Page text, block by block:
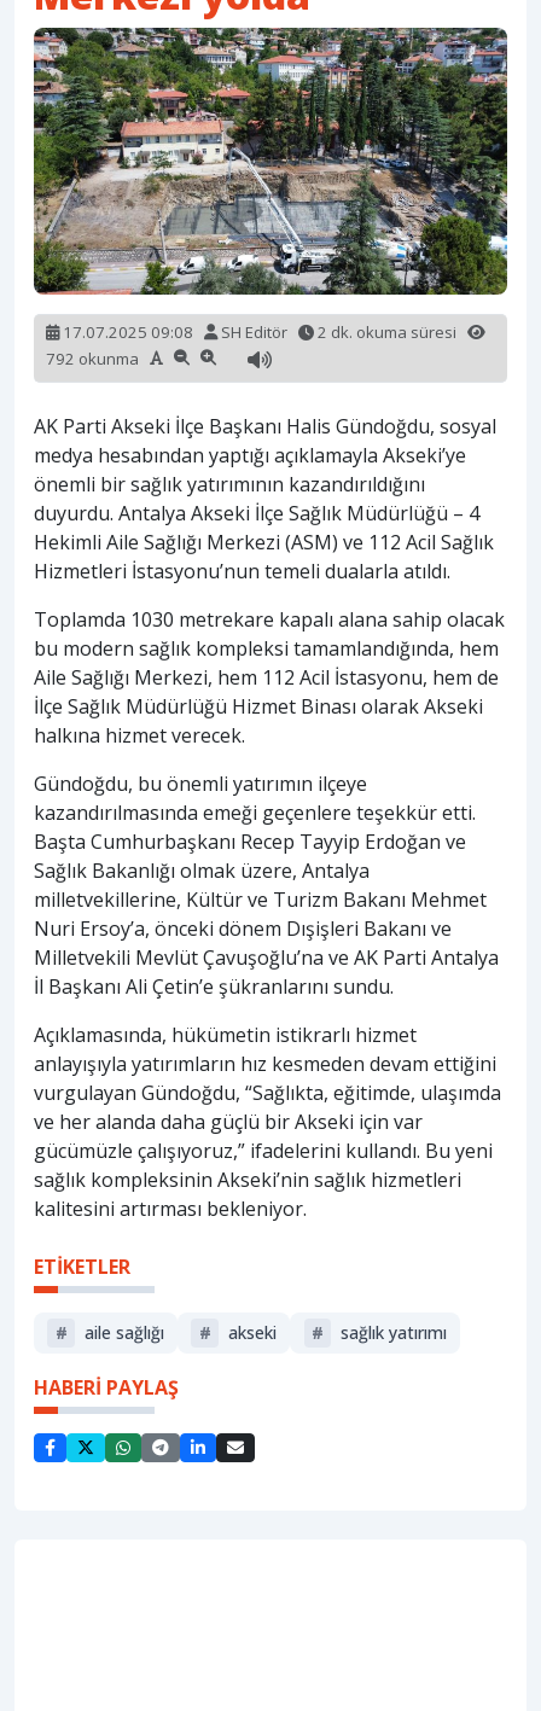
17.07.2025 09:08 SH Editör
2 dk. okuma süresi
792 okunma
AK Parti Akseki İlçe Başkanı Halis Gündoğdu, sosyal
medya hesabından yaptığı açıklamayla Akseki’ye
önemli bir sağlık yatırımının kazandırıldığını
duyurdu. Antalya Akseki İlçe Sağlık Müdürlüğü – 4
Hekimli Aile Sağlığı Merkezi (ASM) ve 112 Acil Sağlık
Hizmetleri İstasyonu’nun temeli dualarla atıldı.
Toplamda 1030 metrekare kapalı alana sahip olacak
bu modern sağlık kompleksi tamamlandığında, hem
Aile Sağlığı Merkezi, hem 112 Acil İstasyonu, hem de
İlçe Sağlık Müdürlüğü Hizmet Binası olarak Akseki
halkına hizmet verecek.
Gündoğdu, bu önemli yatırımın ilçeye
kazandırılmasında emeği geçenlere teşekkür etti.
Başta Cumhurbaşkanı Recep Tayyip Erdoğan ve
Sağlık Bakanlığı olmak üzere, Antalya
milletvekillerine, Kültür ve Turizm Bakanı Mehmet
Nuri Ersoy’a, önceki dönem Dışişleri Bakanı ve
Milletvekili Mevlüt Çavuşoğlu’na ve AK Parti Antalya
İl Başkanı Ali Çetin’e şükranlarını sundu.
Açıklamasında, hükümetin istikrarlı hizmet
anlayışıyla yatırımların hız kesmeden devam ettiğini
vurgulayan Gündoğdu, “Sağlıkta, eğitimde, ulaşımda
ve her alanda daha güçlü bir Akseki için var
gücümüzle çalışıyoruz,” ifadelerini kullandı. Bu yeni
sağlık kompleksinin Akseki’nin sağlık hizmetleri
kalitesini artırması bekleniyor.
ETİKETLER
# aile sağlığı # akseki # sağlık yatırımı
HABERİ PAYLAŞ